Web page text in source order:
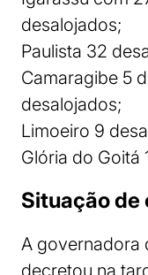
desalojados;
Paulista 32
Camaragibe 5
desalojados;
Limoeiro 9
Glória do Goitá
Situação de
A governadora
decretou na